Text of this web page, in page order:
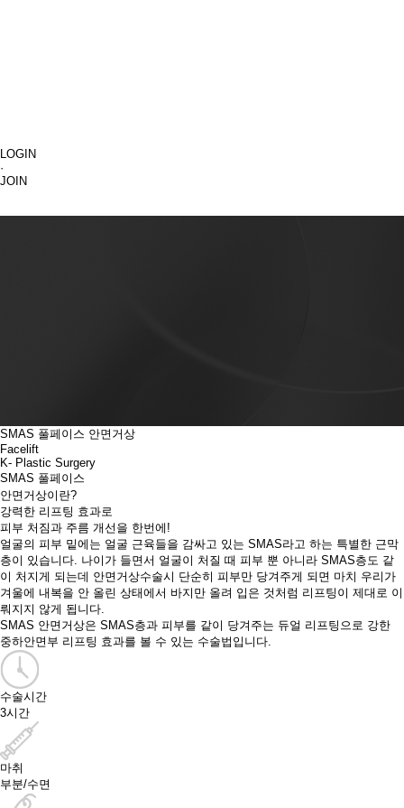
LOGIN
·
JOIN
SMAS 풀페이스 안면거상
Facelift
K- Plastic Surgery
SMAS 풀페이스
안면거상이란?
강력한 리프팅 효과로
피부 처짐과 주름 개선을 한번에!
얼굴의 피부 밑에는 얼굴 근육들을 감싸고 있는 SMAS라고 하는 특별한 근막
층이 있습니다.​ 나이가 들면서 얼굴이 처질 때 피부 뿐 아니라 SMAS층도 같
이 처지게 되는데 안면거상수술시 단순히 피부만 당겨주게 되면​ 마치 우리가
겨울에 내복을 안 올린 상태에서 바지만 올려 입은 것처럼 리프팅이 제대로 이
뤄지지 않게 됩니다.​
SMAS 안면거상은 SMAS층과 피부를 같이 당겨주는 듀얼 리프팅으로 강한
중하안면부 리프팅 효과를 볼 수 있는 수술법입니다.
수술시간
3시간
마취
부분/수면